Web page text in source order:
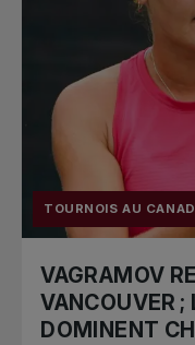
TOURNOIS AU
VAGRAMOV
VANCOUVER ;
DOMINENT